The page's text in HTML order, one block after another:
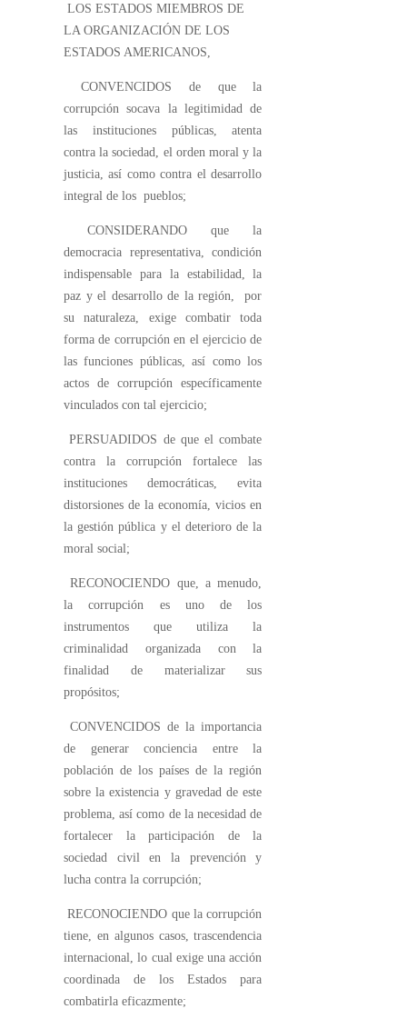
LOS ESTADOS MIEMBROS DE
LA ORGANIZACIÓN DE LOS
ESTADOS AMERICANOS,
CONVENCIDOS de que la
corrupción socava la legitimidad de
las instituciones públicas, atenta
contra la sociedad, el orden moral y la
justicia, así como contra el desarrollo
integral de los pueblos;
CONSIDERANDO que la
democracia representativa, condición
indispensable para la estabilidad, la
paz y el desarrollo de la región, por
su naturaleza, exige combatir toda
forma de corrupción en el ejercicio de
las funciones públicas, así como los
actos de corrupción específicamente
vinculados con tal ejercicio;
PERSUADIDOS de que el combate
contra la corrupción fortalece las
instituciones democráticas, evita
distorsiones de la economía, vicios en
la gestión pública y el deterioro de la
moral social;
RECONOCIENDO que, a menudo,
la corrupción es uno de los
instrumentos que utiliza la
criminalidad organizada con la
finalidad de materializar sus
propósitos;
CONVENCIDOS de la importancia
de generar conciencia entre la
población de los países de la región
sobre la existencia y gravedad de este
problema, así como de la necesidad de
fortalecer la participación de la
sociedad civil en la prevención y
lucha contra la corrupción;
RECONOCIENDO que la corrupción
tiene, en algunos casos, trascendencia
internacional, lo cual exige una acción
coordinada de los Estados para
combatirla eficazmente;